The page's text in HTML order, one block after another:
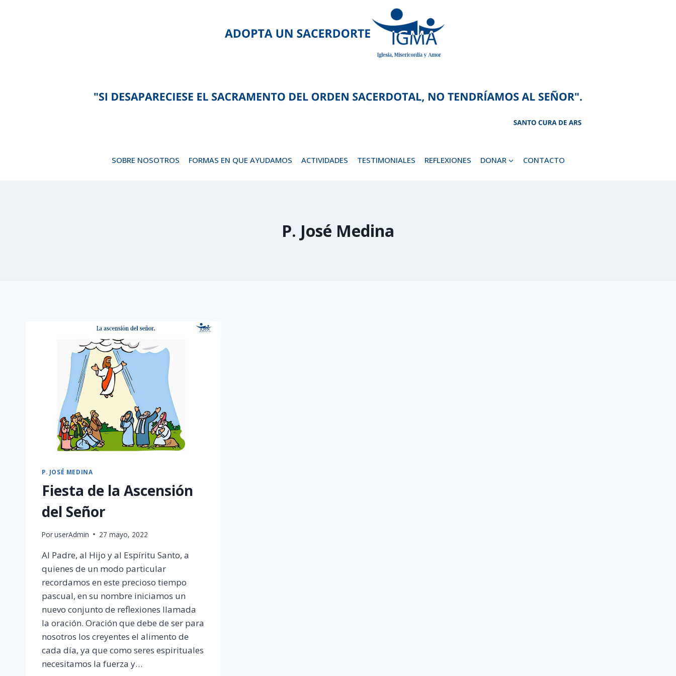
SOBRE NOSOTROS FORMAS EN QUE AYUDAMOS ACTIVIDADES TESTIMONIALES REFLEXIONES DONAR CONTACTO
P. José Medina
P. JOSÉ MEDINA
Fiesta de la Ascensión
del Señor
PoruserAdmin 27 mayo, 2022
Al Padre, al Hijo y al Espíritu Santo, a
quienes de un modo particular
recordamos en este precioso tiempo
pascual, en su nombre iniciamos un
nuevo conjunto de reflexiones llamada
la oración. Oración que debe de ser para
nosotros los creyentes el alimento de
cada día, ya que como seres espirituales
necesitamos la fuerza y…